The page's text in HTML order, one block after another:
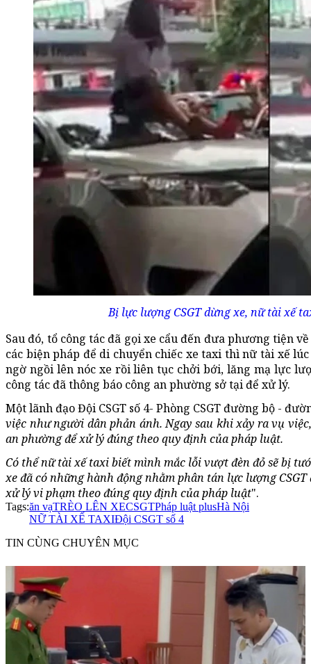
Bị lực lượng CSGT dừng xe, nữ tài xế
Sau đó, tổ công tác đã gọi xe cẩu đến đưa phương tiện
các biện pháp để di chuyển chiếc xe taxi thì nữ tài xế
ngờ ngồi lên nóc xe rồi liên tục chởi bới, lăng mạ lực
công tác đã thông báo công an phường sở tại để xử lý.
Một lãnh đạo Đội CSGT số 4- Phòng CSGT đường bộ -
việc như người dân phản ánh. Ngay sau khi xảy ra vụ
an phường để xử lý đúng theo quy định của pháp luật.
Có thể nữ tài xế taxi biết mình mắc lỗi vượt đèn đỏ sẽ bị
xe đã có những hành động nhằm phân tán lực lượng
xử lý vi phạm theo đúng quy định của pháp luật".
Tags:ăn vạTRÈO LÊN XECSGTPháp luật plusHà Nội
NỮ TÀI XẾ TAXIĐội CSGT số 4
TIN CÙNG CHUYÊN MỤC